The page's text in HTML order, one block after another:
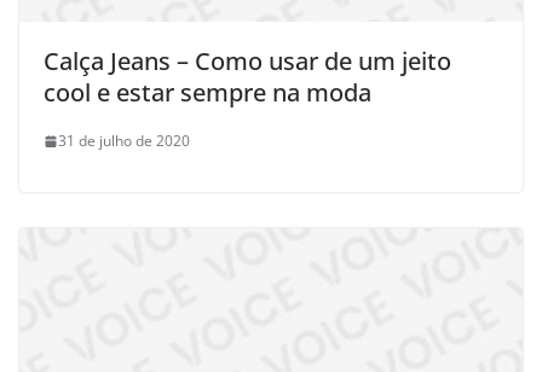
Calça Jeans – Como usar de um jeito
cool e estar sempre na moda
31 de julho de 2020